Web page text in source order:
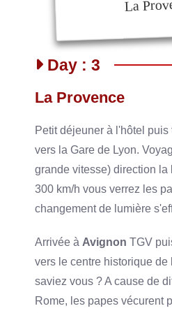
La
Day : 3
La Provence
Petit déjeuner à l'hôtel puis
vers la Gare de Lyon.
grande vitesse) direction la
300 km/h vous verrez les
changement de lumière
Arrivée à Avignon TGV
vers le centre historique
saviez vous ? A cause de
Rome, les papes vécurent